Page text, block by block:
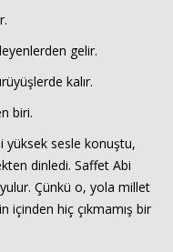
gelir.
kalır.
biri.
yüksek sesle konuştu,
dinledi. Saffet Abi
Çünkü o, yola millet
içinden hiç çıkmamış bir
Haberin Doğru Adresi.